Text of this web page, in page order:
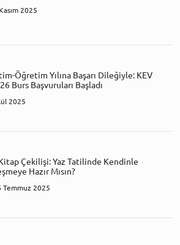
2025
Öğretim Yılına Başarı Dileğiyle: KEV
Burs Başvuruları Başladı
2025
Çekilişi: Yaz Tatilinde Kendinle
Hazır Mısın?
Temmuz 2025